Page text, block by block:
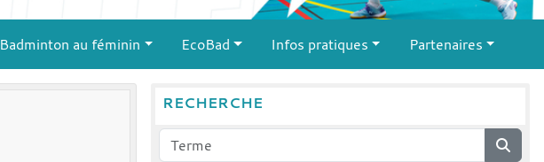
Badminton au féminin EcoBad Infos pratiques Partenaires
RECHERCHE